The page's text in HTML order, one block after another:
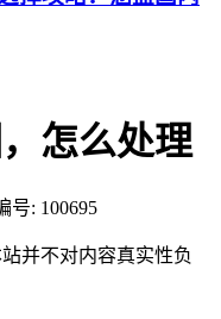
怎么处理
号: 100695
并不对内容真实性负